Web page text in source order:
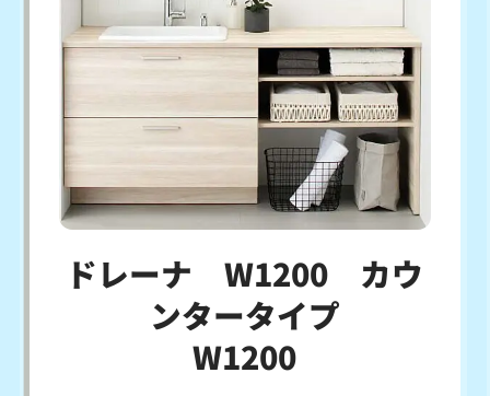
ドレーナ W1200 カウ
ンタータイプ
W1200